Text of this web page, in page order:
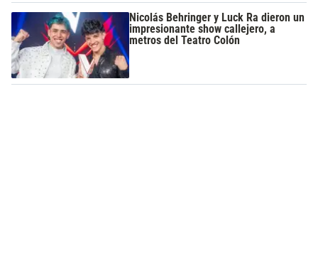
Nicolás Behringer y Luck Ra dieron un
impresionante show callejero, a
metros del Teatro Colón